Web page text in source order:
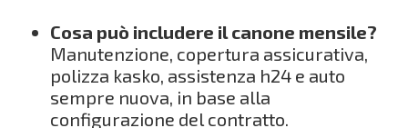
Cosa può includere il canone mensile?
Manutenzione, copertura assicurativa,
polizza kasko, assistenza h24 e auto
sempre nuova, in base alla
configurazione del contratto.